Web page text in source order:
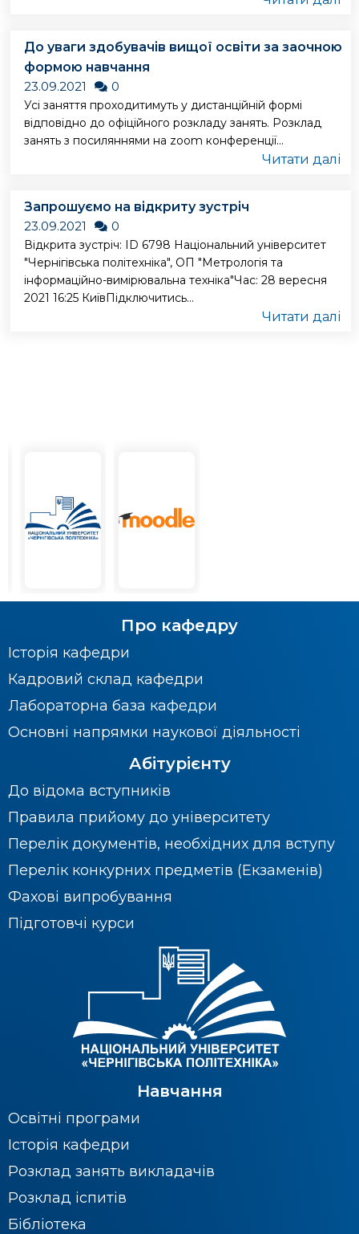
До уваги здобувачів вищої освіти за заочною
формою навчання
23.09.2021
0
Усі заняття проходитимуть у дистанційній формі
відповідно до офіційного розкладу занять. Розклад
занять з посиляннями на zoom конференції...
Читати далі
Запрошуємо на відкриту зустріч
23.09.2021
0
Відкрита зустріч: ID 6798 Національний університет
"Чернігівська політехніка", ОП "Метрологія та
інформаційно-вимірювальна техніка"Час: 28 вересня
2021 16:25 КиївПідключитись...
Читати далі
Про кафедру
Історія кафедри
Кадровий склад кафедри
Лабораторна база кафедри
Основні напрямки наукової діяльності
Абітурієнту
До відома вступників
Правила прийому до університету
Перелік документів, необхідних для вступу
Перелік конкурних предметів (Екзаменів)
Фахові випробування
Підготовчі курси
Навчання
Освітні програми
Історія кафедри
Розклад занять викладачів
Розклад іспитів
Бібліотека